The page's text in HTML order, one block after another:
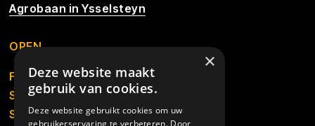
Agrobaan in Ysselsteyn
OPEN
Friday from 13.00u to 01.00u
Saturday from 9.30u to 01.00u
Sunday from 10.00u
×
Deze website maakt
gebruik van cookies.
Deze website gebruikt cookies om uw
gebruikerservaring te verbeteren. Door